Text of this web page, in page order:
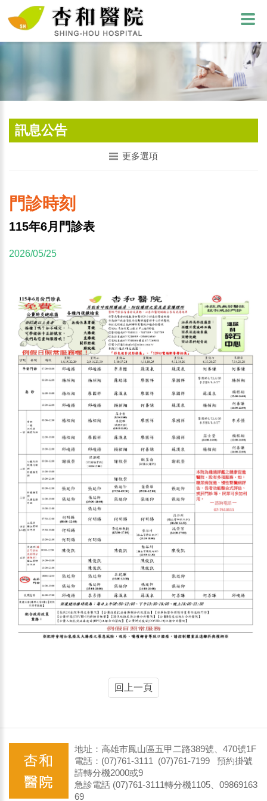
訊息公告
更多選項
門診時刻
115年6月門診表
2026/05/25
回上一頁
地址：高雄市鳳山區五甲二路389號、470號1F
電話：(07)761-3111 (07)761-7199 預約掛號
請轉分機2000或9
急診電話 (07)761-3111轉分機1105、09869163
69